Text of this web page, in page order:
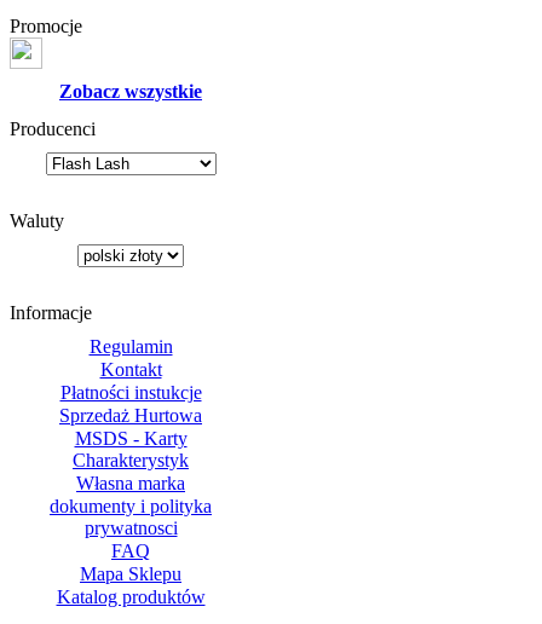
Promocje
Zobacz wszystkie
Producenci
Waluty
Informacje
Regulamin
Kontakt
Płatności instukcje
Sprzedaż Hurtowa
MSDS - Karty
Charakterystyk
Własna marka
dokumenty i polityka
prywatnosci
FAQ
Mapa Sklepu
Katalog produktów